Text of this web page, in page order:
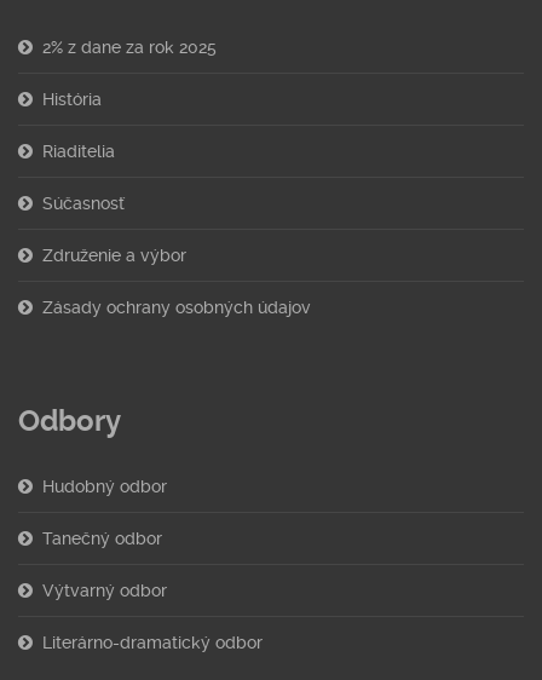
2% z dane za rok 2025
História
Riaditelia
Súčasnosť
Združenie a výbor
Zásady ochrany osobných údajov
Odbory
Hudobný odbor
Tanečný odbor
Výtvarný odbor
Literárno-dramatický odbor